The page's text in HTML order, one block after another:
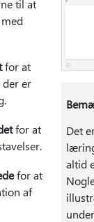
til at
for at
er
for at
for at
af
Det
altid